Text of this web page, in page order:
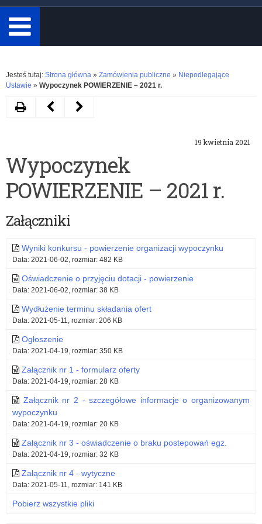
minimum
3
znaki.
Rozwiń
Jesteś tutaj: Strona główna » Zamówienia publiczne » Niepodlegające
Ustawie » Wypoczynek POWIERZENIE – 2021 r.
19 kwietnia 2021
Wypoczynek
POWIERZENIE – 2021 r.
Załączniki
Wyniki konkursu - powierzenie organizacji wypoczynku
Data: 2021-06-02, rozmiar: 482 KB
Oświadczenie o przyjęciu dotacji - powierzenie
Data: 2021-06-02, rozmiar: 38 KB
Wydłużenie terminu składania ofert
Data: 2021-05-11, rozmiar: 206 KB
Ogłoszenie
Data: 2021-04-19, rozmiar: 350 KB
Załącznik nr 1 - formularz oferty
Data: 2021-04-19, rozmiar: 28 KB
Załącznik nr 2 - szczegółowe informacje o organizowanym
wypoczynku
Data: 2021-04-19, rozmiar: 20 KB
Załącznik nr 3 - oświadczenie o braku postepowań egz.
Data: 2021-04-19, rozmiar: 32 KB
Załącznik nr 4 - wytyczne
Data: 2021-05-11, rozmiar: 141 KB
Pobierz wszystkie pliki
DrukujNastępny
–
Zapytanie
dostawa
i
montaż
klimatyzatora
w
pomieszczeniu
biurowym
o
numerze
414
Kuratorium
Oświaty
Olsztynie
wraz
Poprzedni
WSPARCIE
–